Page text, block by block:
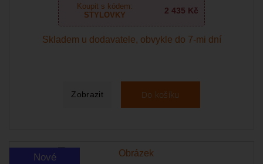
Koupit s kódem:
STYLOVKY
2 435 Kč
Skladem u dodavatele, obvykle do 7-mi dní
Zobrazit Do košíku
Nové